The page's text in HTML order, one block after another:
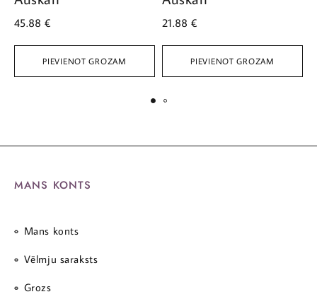
PIEVIENOT GROZAM
45.88 €
PIEVIENOT GROZAM
21.88 €
MANS KONTS
Mans konts
Vēlmju saraksts
Grozs